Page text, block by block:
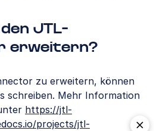
den JTL-
erweitern?
zu erweitern, können
schreiben. Mehr Information
https://jtl-
projects/jtl-